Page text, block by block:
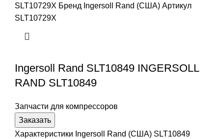
SLT10729X Бренд Ingersoll Rand (США) Артикул
SLT10729X
Ingersoll Rand SLT10849 INGERSOLL
RAND SLT10849
Запчасти для компрессоров
Заказать
Характеристики Ingersoll Rand (США) SLT10849